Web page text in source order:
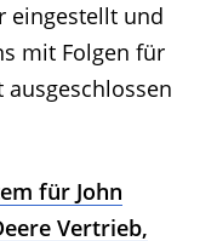
eingestellt und
mit Folgen für
für John
Vertrieb,